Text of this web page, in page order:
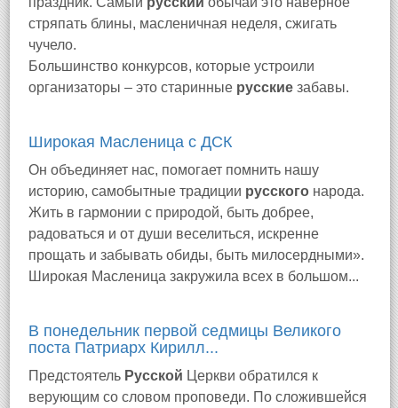
стряпать блины, масленичная неделя, сжигать
чучело.
Большинство конкурсов, которые устроили
организаторы – это старинные русские забавы.
Широкая Масленица с ДСК
Он объединяет нас, помогает помнить нашу
историю, самобытные традиции русского народа.
Жить в гармонии с природой, быть добрее,
радоваться и от души веселиться, искренне
прощать и забывать обиды, быть милосердными».
Широкая Масленица закружила всех в большом...
В понедельник первой седмицы Великого
поста Патриарх Кирилл...
Предстоятель Русской Церкви обратился к
верующим со словом проповеди. По сложившейся